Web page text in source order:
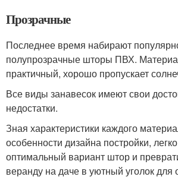
Прозрачные
Последнее время набирают
полупрозрачные шторы ПВХ.
практичный, хорошо пропускает
Все виды занавесок имеют свои
недостатки.
Зная характеристики каждого
особенности дизайна постройки,
оптимальный вариант штор и
веранду на даче в уютный уголок для